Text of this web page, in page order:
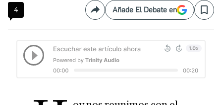
4 CompartirAñade El Debate en Save